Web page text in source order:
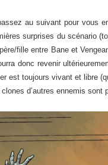
au suivant pour vous
surprises du scénario
fille entre Bane et
donc revenir
est toujours vivant et libre
d’autres ennemis sont